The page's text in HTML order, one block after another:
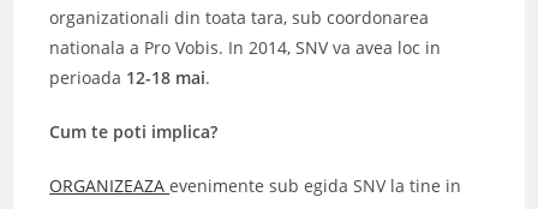
organizationali din toata tara, sub coordonarea
nationala a Pro Vobis. In 2014, SNV va avea loc in
perioada 12-18 mai.
Cum te poti implica?
ORGANIZEAZAevenimente sub egida SNV la tine in